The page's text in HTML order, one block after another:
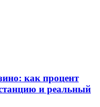
как процент
и реальный